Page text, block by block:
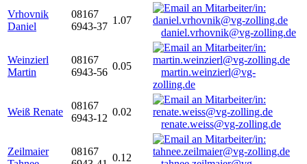
Vrhovnik
Daniel
08167
6943-37
1.07
daniel.vrhovnik@vg-zolling.de
Weinzierl
Martin
08167
6943-56
0.05
martin.weinzierl@vg-
zolling.de
Weiß Renate
08167
6943-12
0.02
renate.weiss@vg-zolling.de
Zeilmaier
08167
0.12